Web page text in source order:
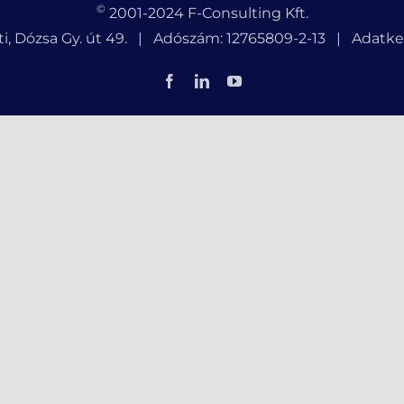
© 2001-2024 F-Consulting Kft.
Dózsa Gy. út 49. | Adószám: 12765809-2-13 |
FacebookLinkedInYouTube